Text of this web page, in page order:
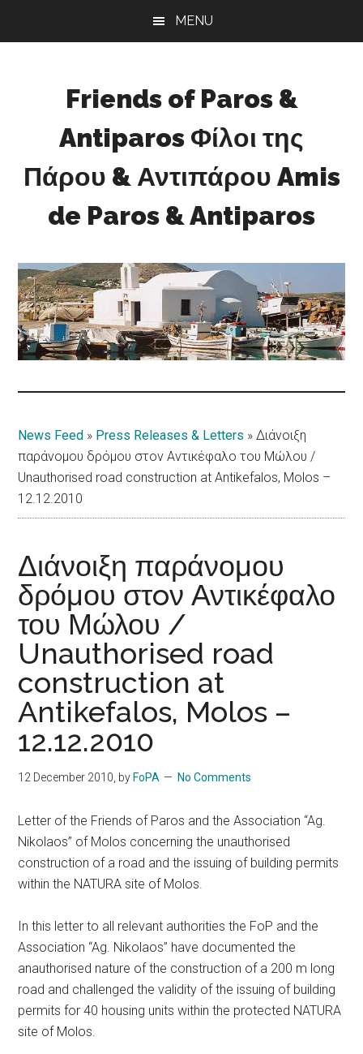
MENU
Friends of Paros &
Antiparos Φίλοι της
Πάρου & Αντιπάρου Amis
de Paros & Antiparos
development
for
Paros
&
Antiparos
News Feed » Press Releases & Letters »Διάνοιξη
παράνομου δρόμου στoν Αντικέφαλο του Μώλου /
Unauthorised road construction at Antikefalos, Molos –
12.12.2010
Διάνοιξη παράνομου
δρόμου στoν Αντικέφαλο
του Μώλου /
Unauthorised road
construction at
Antikefalos, Molos –
12.12.2010
12 December 2010, by FoPA No Comments
Letter of the Friends of Paros and the Association “Ag.
Nikolaos” of Molos concerning the unauthorised
construction of a road and the issuing of building permits
within the NATURA site of Molos.
In this letter to all relevant authorities the FoP and the
Association “Ag. Nikolaos” have documented the
anauthorised nature of the construction of a 200 m long
road and challenged the validity of the issuing of building
permits for 40 housing units within the protected NATURA
site of Molos.